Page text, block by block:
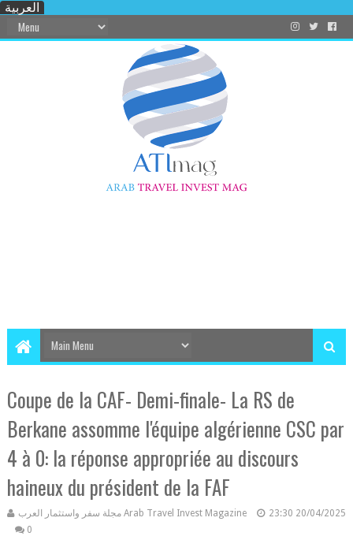
العربية
Coupe de la CAF- Demi-finale- La RS de
Berkane assomme l'équipe algérienne CSC par
4 à 0: la réponse appropriée au discours
haineux du président de la FAF
مجلة سفر واستثمار العرب Arab Travel Invest Magazine 23:30 20/04/2025
0